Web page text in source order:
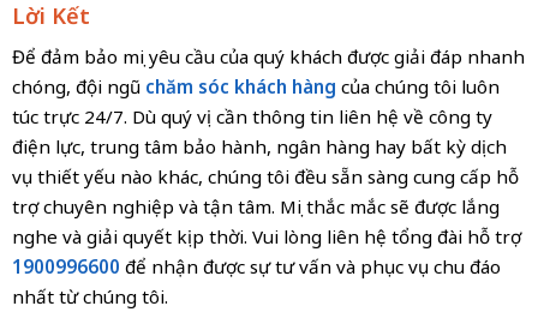
Lời Kết
Để đảm bảo mọi yêu cầu của quý khách được giải đáp nhanh
chóng, đội ngũ chăm sóc khách hàng của chúng tôi luôn
túc trực 24/7. Dù quý vị cần thông tin liên hệ về công ty
điện lực, trung tâm bảo hành, ngân hàng hay bất kỳ dịch
vụ thiết yếu nào khác, chúng tôi đều sẵn sàng cung cấp hỗ
trợ chuyên nghiệp và tận tâm. Mọi thắc mắc sẽ được lắng
nghe và giải quyết kịp thời. Vui lòng liên hệ tổng đài hỗ trợ
1900996600 để nhận được sự tư vấn và phục vụ chu đáo
nhất từ chúng tôi.